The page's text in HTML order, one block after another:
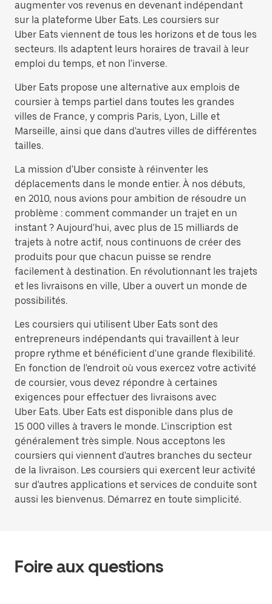
augmenter vos revenus en devenant indépendant
sur la plateforme Uber Eats. Les coursiers sur
Uber Eats viennent de tous les horizons et de tous les
secteurs. Ils adaptent leurs horaires de travail à leur
emploi du temps, et non l'inverse.
Uber Eats propose une alternative aux emplois de
coursier à temps partiel dans toutes les grandes
villes de France, y compris Paris, Lyon, Lille et
Marseille, ainsi que dans d'autres villes de différentes
tailles.
La mission d'Uber consiste à réinventer les
déplacements dans le monde entier. À nos débuts,
en 2010, nous avions pour ambition de résoudre un
problème : comment commander un trajet en un
instant ? Aujourd'hui, avec plus de 15 milliards de
trajets à notre actif, nous continuons de créer des
produits pour que chacun puisse se rendre
facilement à destination. En révolutionnant les trajets
et les livraisons en ville, Uber a ouvert un monde de
possibilités.
Les coursiers qui utilisent Uber Eats sont des
entrepreneurs indépendants qui travaillent à leur
propre rythme et bénéficient d'une grande flexibilité.
En fonction de l'endroit où vous exercez votre activité
de coursier, vous devez répondre à certaines
exigences pour effectuer des livraisons avec
Uber Eats. Uber Eats est disponible dans plus de
15 000 villes à travers le monde. L'inscription est
généralement très simple. Nous acceptons les
coursiers qui viennent d'autres branches du secteur
de la livraison. Les coursiers qui exercent leur activité
sur d'autres applications et services de conduite sont
aussi les bienvenus. Démarrez en toute simplicité.
Foire aux questions